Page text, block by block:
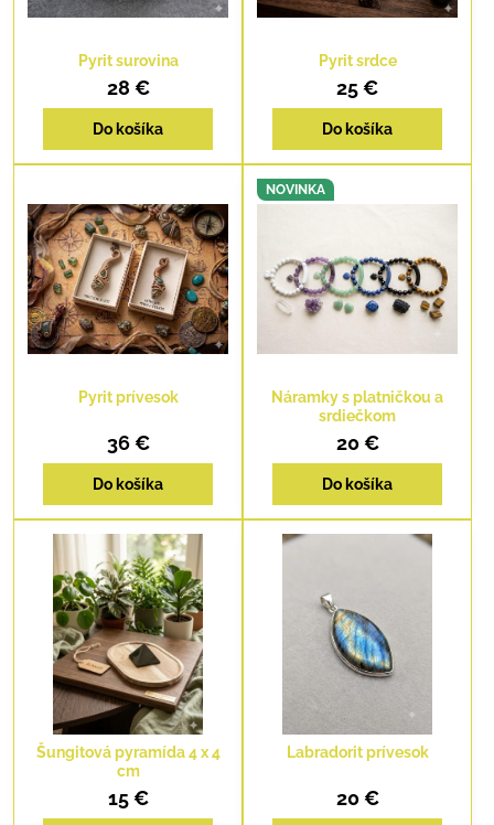
Pyrit surovina
28 €
Do košíka
Pyrit srdce
25 €
Do košíka
Pyrit prívesok
36 €
Do košíka
NOVINKA
Náramky s platničkou a
srdiečkom
20 €
Do košíka
Šungitová pyramída 4 x 4
cm
15 €
Labradorit prívesok
20 €